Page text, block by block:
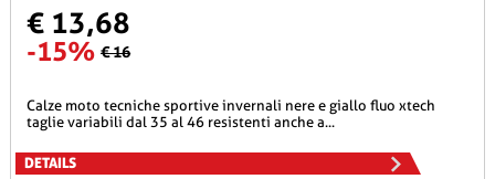
€ 13,68
-15% € 16
calze moto tecniche sportive invernali nere e giallo fluo xtech
taglie variabili dal 35 al 46 resistenti anche a...
DETAILS